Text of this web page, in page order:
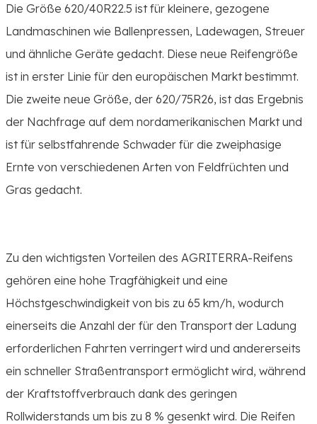
Die Größe 620/40R22.5 ist für kleinere, gezogene
Landmaschinen wie Ballenpressen, Ladewagen, Streuer
und ähnliche Geräte gedacht. Diese neue Reifengröße
ist in erster Linie für den europäischen Markt bestimmt.
Die zweite neue Größe, der 620/75R26, ist das Ergebnis
der Nachfrage auf dem nordamerikanischen Markt und
ist für selbstfahrende Schwader für die zweiphasige
Ernte von verschiedenen Arten von Feldfrüchten und
Gras gedacht.
Zu den wichtigsten Vorteilen des AGRITERRA-Reifens
gehören eine hohe Tragfähigkeit und eine
Höchstgeschwindigkeit von bis zu 65 km/h, wodurch
einerseits die Anzahl der für den Transport der Ladung
erforderlichen Fahrten verringert wird und andererseits
ein schneller Straßentransport ermöglicht wird, während
der Kraftstoffverbrauch dank des geringen
Rollwiderstands um bis zu 8 % gesenkt wird. Die Reifen